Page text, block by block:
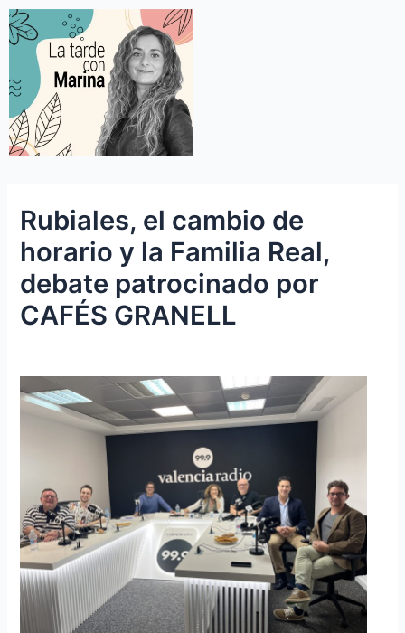
Rubiales, el cambio de
horario y la Familia Real,
debate patrocinado por
CAFÉS GRANELL